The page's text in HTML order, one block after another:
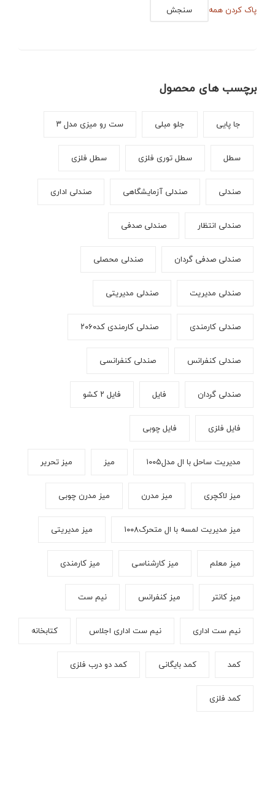
پاک کردن همه سنجش
برچسب های محصول
جا پایی جلو مبلی ست رو میزی مدل ۳
سطل سطل توری فلزی سطل فلزی
صندلی صندلی آزمایشگاهی صندلی اداری
صندلی انتظار صندلی صدفی
صندلی صدفی گردان صندلی محصلی
صندلی مدیریت صندلی مدیریتی
صندلی کارمندی صندلی کارمندی کد۲۰۶۰
صندلی کنفرانس صندلی کنفرانسی
صندلی گردان فایل فایل ۲ کشو
فایل فلزی فایل چوبی
مدیریت ساحل با ال مدل۱۰۰۵ میز میز تحریر
میز لاکچری میز مدرن میز مدرن چوبی
میز مدیریت لمسه با ال متحرک۱۰۰۸ میز مدیریتی
میز معلم میز کارشناسی میز کارمندی
میز کانتر میز کنفرانس نیم ست
نیم ست اداری نیم ست اداری اجلاس کتابخانه
کمد کمد بایگانی کمد دو درب فلزی
کمد فلزی